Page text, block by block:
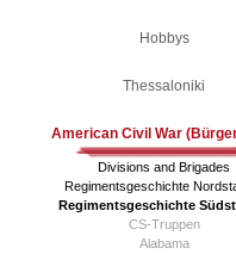
Hobbys
Thessaloniki
American Civil War
Divisions and Brigades
Regimentsgeschichte
Regimentsgeschichte
CS-Truppen
Alabama